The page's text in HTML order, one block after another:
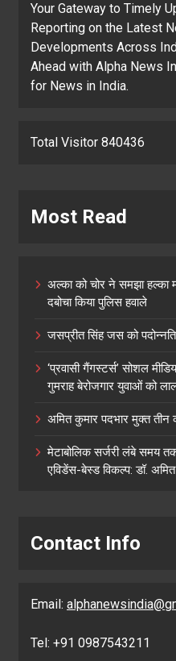
Your Gateway to Timely
Reporting on the Latest
Developments Across
Ahead with Alpha News
for News in India.
Total Visitor 840436
Most Read
अल्का को चोर ने समझा हल्का
दबोचा किया पुलिस हवाले
जसप्रीत सिंह जस को
‘प्रवासी गैंगस्टर्स’ सोशल
गुमराह बेरोजगार युवाओं को
अमित कुमार पदभार मुक्त तीन
मेटाबोलिक सर्जरी लंबे समय
एविडेंस-बेस्ड विकल्प: डॉ. अमित
Contact Info
Email:
Tel: +91 0987543211